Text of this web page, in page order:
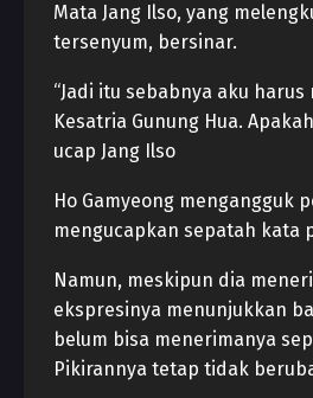
Mata Jang Ilso, yang
tersenyum, bersinar.
“Jadi itu sebabnya aku
Kesatria Gunung Hua.
ucap Jang Ilso
Ho Gamyeong mengangguk
mengucapkan sepatah kata
Namun, meskipun dia
ekspresinya menunjukkan
belum bisa menerimanya
Pikirannya tetap tidak